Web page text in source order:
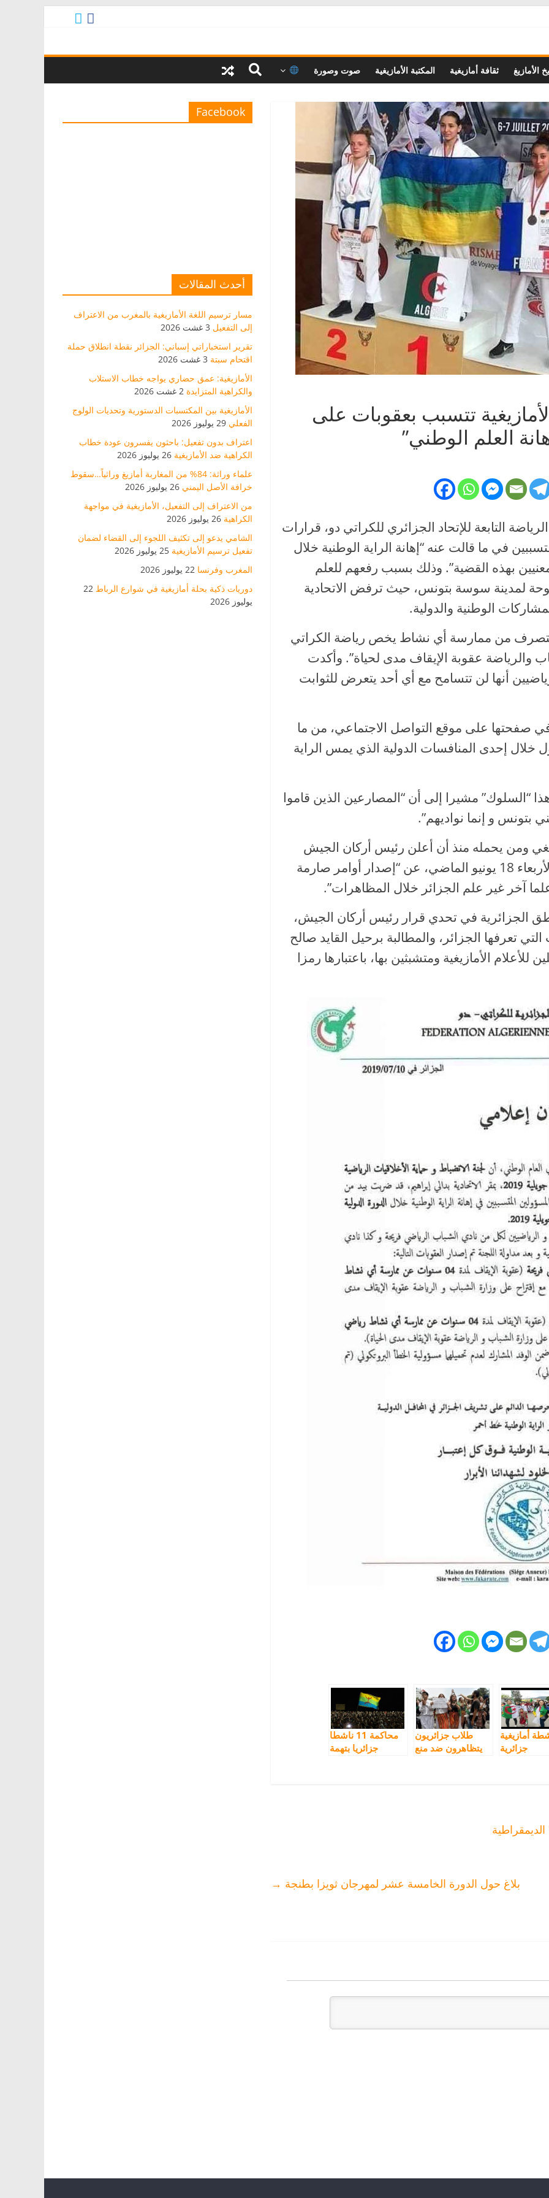
الأمازيغ ثقافة أمازيغية المكتبة الأمازيغية صوت وصورة
تتسبب بعقوبات على
العلم الوطني”
التابعة للإتحاد الجزائري للكراتي دو، قرارات
في ما قالت عنه “إهانة الراية الوطنية خلال
بهذه القضية”. وذلك بسبب رفعهم للعلم
لمدينة سوسة بتونس، حيث ترفض الاتحادية
الوطنية والدولية.
من ممارسة أي نشاط يخص رياضة الكراتي
والرياضة عقوبة الإيقاف مدى لحياة”. وأكدت
أنها لن تتسامح مع أي أحد يتعرض للثوابت
في صفحتها على موقع التواصل الاجتماعي، من ما
خلال إحدى المنافسات الدولية الذي يمس الراية
“السلوك” مشيرا إلى أن “المصارعين الذين قاموا
بتونس و إنما نواديهم”.
ومن يحمله منذ أن أعلن رئيس أركان الجيش
الجزائري، الفريق أحمد قايد صالح يوم الأربعاء 18 يونيو الماضي، عن “إصدار أوامر صارمة
آخر غير علم الجزائر خلال المظاهرات”.
الجزائرية في تحدي قرار رئيس أركان الجيش،
تعرفها الجزائر، والمطالبة برحيل القايد صالح
الأمازيغية ومتشبثين بها، باعتبارها رمزا
أمازيغية
جزائرية
طلاب جزائريون
يتظاهرون ضد منع
محاكمة 11 ناشطا
جزائريا بتهمة
بلاغ حول الدورة الخامسة عشر لمهرجان ثويزا بطنجة →
Facebook
أحدث المقالات
مسار ترسيم اللغة الأمازيغية بالمغرب من الاعتراف
إلى التفعيل 3 غشت 2026
تقرير استخباراتي إسباني: الجزائر نقطة انطلاق حملة
اقتحام سبتة 3 غشت 2026
الأمازيغية: عمق حضاري يواجه خطاب الاستلاب
والكراهية المتزايدة 2 غشت 2026
الأمازيغية بين المكتسبات الدستورية وتحديات الولوج
الفعلي 29 يوليوز 2026
اعتراف بدون تفعيل: باحثون يفسرون عودة خطاب
الكراهية ضد الأمازيغية 26 يوليوز 2026
علماء وراثة: 84% من المغاربة أمازيغ وراثياً…سقوط
خرافة الأصل اليمني 26 يوليوز 2026
من الاعتراف إلى التفعيل، الأمازيغية في مواجهة
الكراهية 26 يوليوز 2026
الشامي يدعو إلى تكثيف اللجوء إلى القضاء لضمان
تفعيل ترسيم الأمازيغية 25 يوليوز 2026
المغرب وفرنسا 22 يوليوز 2026
دوريات ذكية بحلة أمازيغية في شوارع الرباط 22
يوليوز 2026